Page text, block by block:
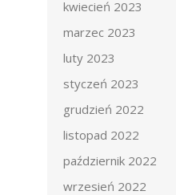
kwiecień 2023
marzec 2023
luty 2023
styczeń 2023
grudzień 2022
listopad 2022
październik 2022
wrzesień 2022